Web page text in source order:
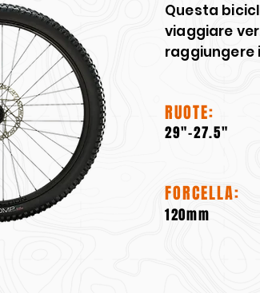
Questa
viaggiare
raggiungere
RUOTE:
29"-27.5"
FORCELLA:
120mm